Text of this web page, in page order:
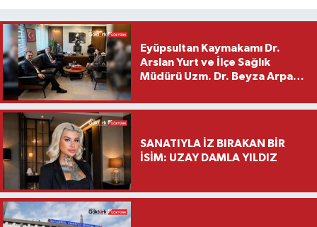
Eyüpsultan Kaymakamı Dr.
Arslan Yurt ve İlçe Sağlık
Müdürü Uzm. Dr. Beyza Arpacı
Ziyareti
SANATIYLA İZ BIRAKAN BİR
İSİM: UZAY DAMLA YILDIZ